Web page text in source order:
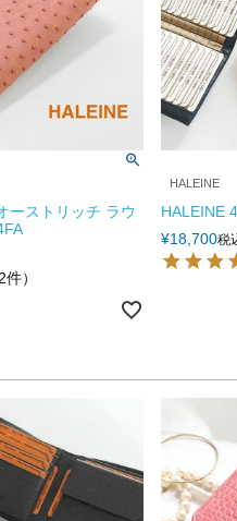
ーストリッチ ラウ
件）
HALEINE
HALEINE
¥18,700税